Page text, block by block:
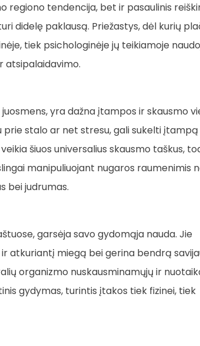
regiono tendencija, bet ir pasaulinis
didelę paklausą. Priežastys, dėl kurių
tiek psichologinėje jų teikiamoje
atsipalaidavimo.
yra dažna įtampos ir skausmo
prie stalo ar net stresu, gali sukelti
šiuos universalius skausmo taškus,
manipuliuojant nugaros raumenimis
bei judrumas.
garsėja savo gydomąja nauda. Jie
atkuriantį miegą bei gerina bendrą
organizmo nuskausminamųjų ir
gydymas, turintis įtakos tiek fizinei, tiek